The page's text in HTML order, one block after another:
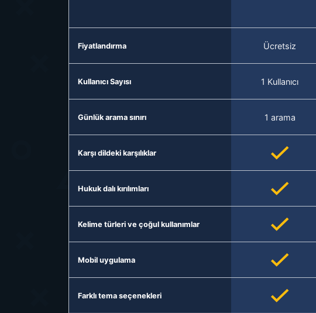
Fiyatlandırma Ücretsiz
Kullanıcı Sayısı 1 Kullanıcı
Günlük arama sınırı 1 arama
Karşı dildeki karşılıklar
Hukuk dalı kırılımları
Kelime türleri ve çoğul kullanımlar
Mobil uygulama
Farklı tema seçenekleri